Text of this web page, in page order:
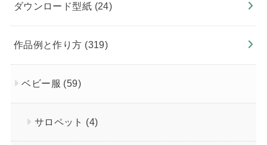
ダウンロード型紙 (24)
作品例と作り方 (319)
ベビー服 (59)
サロペット (4)